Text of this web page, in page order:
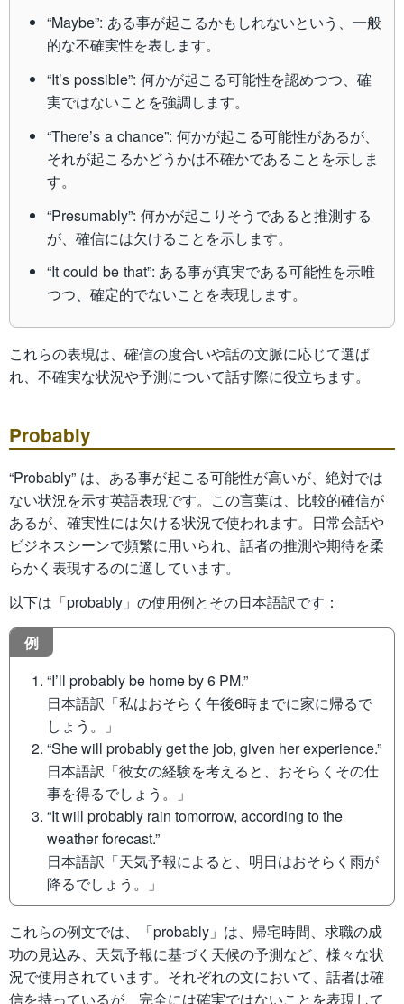
“Maybe”: ある事が起こるかもしれないという、一般
的な不確実性を表します。
“It’s possible”: 何かが起こる可能性を認めつつ、確
実ではないことを強調します。
“There’s a chance”: 何かが起こる可能性があるが、
それが起こるかどうかは不確かであることを示しま
す。
“Presumably”: 何かが起こりそうであると推測する
が、確信には欠けることを示します。
“It could be that”: ある事が真実である可能性を示唯
つつ、確定的でないことを表現します。
これらの表現は、確信の度合いや話の文脈に応じて選ば
れ、不確実な状況や予測について話す際に役立ちます。
Probably
“Probably” は、ある事が起こる可能性が高いが、絶対では
ない状況を示す英語表現です。この言葉は、比較的確信が
あるが、確実性には欠ける状況で使われます。日常会話や
ビジネスシーンで頻繁に用いられ、話者の推測や期待を柔
らかく表現するのに適しています。
以下は「probably」の使用例とその日本語訳です：
例
“I’ll probably be home by 6 PM.”
日本語訳「私はおそらく午後6時までに家に帰るで
しょう。」
“She will probably get the job, given her experience.”
日本語訳「彼女の経験を考えると、おそらくその仕
事を得るでしょう。」
“It will probably rain tomorrow, according to the
weather forecast.”
日本語訳「天気予報によると、明日はおそらく雨が
降るでしょう。」
これらの例文では、「probably」は、帰宅時間、求職の成
功の見込み、天気予報に基づく天候の予測など、様々な状
況で使用されています。それぞれの文において、話者は確
信を持っているが、完全には確実ではないことを表現して